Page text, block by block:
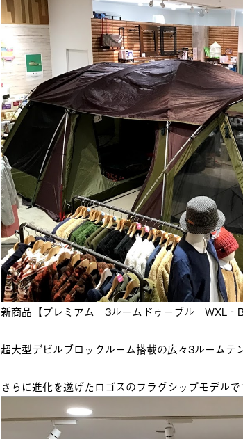
新商品【プレミアム 3ルームドゥーブル
超大型デビルブロックルーム搭載の広々3ルームテ
さらに進化を遂げたロゴスのフラグシップモデルで